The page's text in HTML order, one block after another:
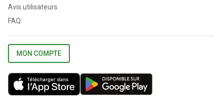
Avis utilisateurs
FAQ
MON COMPTE